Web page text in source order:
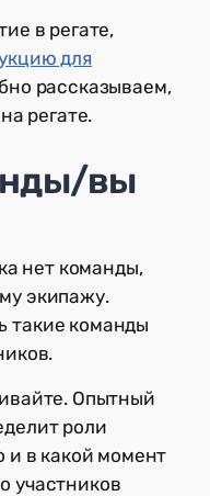
в регате,
для
рассказываем,
регате.
вы
нет команды,
экипажу.
такие команды
Опытный
роли
и в какой момент
участников